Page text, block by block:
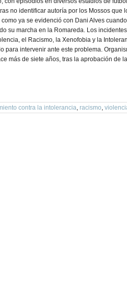
no identificar autoría por los Mossos que
ya se evidenció con Dani Alves
su marcha en la Romareda. Los
el Racismo, la Xenofobia y la
para intervenir ante este problema.
más de siete años, tras la aprobación de
contra la intolerancia, racismo,